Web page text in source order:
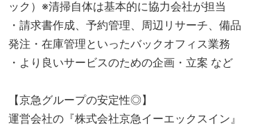
ック）※清掃自体は基本的に協力会社が担当
・請求書作成、予約管理、周辺リサーチ、備品
発注・在庫管理といったバックオフィス業務
・より良いサービスのための企画・立案 など
【京急グループの安定性◎】
運営会社の『株式会社京急イーエックスイン』